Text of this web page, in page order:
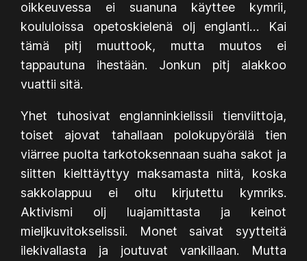
oikkeuvessa ei suanuna käyttee kymrii,
koululoissa opetoskielenä olj englanti… Kai
tämä pitj muuttook, mutta muutos ei
tappautuna ihestään. Jonkun pitj alakkoo
vuattii sitä.
Yhet tuhosivat englanninkielissii tienviittoja,
toiset ajovat tahallaan polokupyörälä tien
viärree puolta tarkotoksennaan suaha sakot ja
siitten kielttäyttyy maksamasta niitä, koska
sakkolappuu ei oltu kirjutettu kymriks.
Aktivismi olj luajamittasta ja keinot
mieljkuvitokselissii. Monet saivat syytteitä
ilekivallasta ja joutuvat vankillaan. Mutta